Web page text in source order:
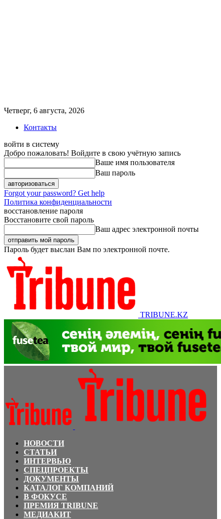
Четверг, 6 августа, 2026
Контакты
войти в систему
Добро пожаловать! Войдите в свою учётную запись
Ваше имя пользователя
Ваш пароль
Forgot your password? Get help
Политика конфиденциальности
восстановление пароля
Восстановите свой пароль
Ваш адрес электронной почты
Пароль будет выслан Вам по электронной почте.
TRIBUNE.KZ
НОВОСТИ
СТАТЬИ
ИНТЕРВЬЮ
СПЕЦПРОЕКТЫ
ДОКУМЕНТЫ
КАТАЛОГ КОМПАНИЙ
В ФОКУСЕ
ПРЕМИЯ TRIBUNE
МЕДИАКИТ